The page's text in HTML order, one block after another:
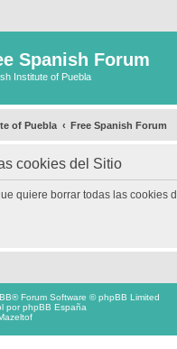
Spanish Forum
Institute of Puebla
of Puebla Free Spanish Forum
cookies del Sitio
quiere borrar todas las cookies
® Forum Software © phpBB Limited
porphpBB España